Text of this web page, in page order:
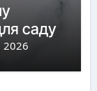
саду
2026